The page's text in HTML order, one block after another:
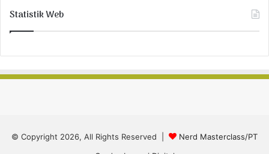
Statistik Web
© Copyright 2026, All Rights Reserved |
Nerd Masterclass/PT